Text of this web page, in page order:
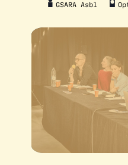
GSARA Asbl